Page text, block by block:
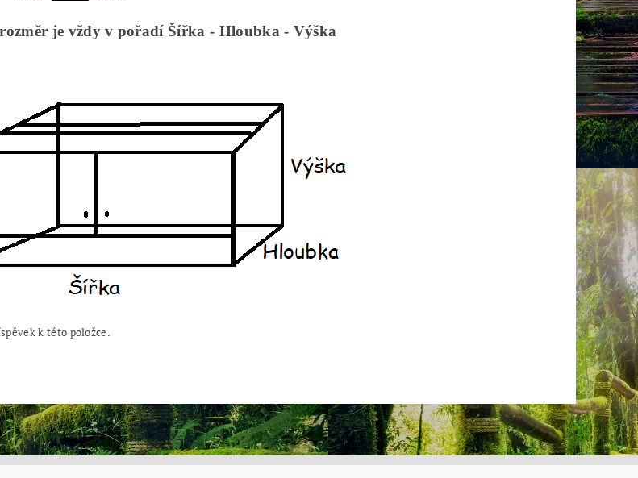
je vždy v pořadí Šířka - Hloubka - Výška
k této položce.